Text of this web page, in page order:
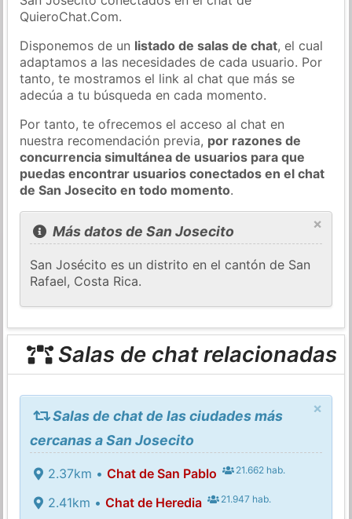
QuieroChat.Com.
Disponemos de un listado de salas de chat, el cual
adaptamos a las necesidades de cada usuario. Por
tanto, te mostramos el link al chat que más se
adecúa a tu búsqueda en cada momento.
Por tanto, te ofrecemos el acceso al chat en
nuestra recomendación previa, por razones de
concurrencia simultánea de usuarios para que
puedas encontrar usuarios conectados en el chat
de San Josecito en todo momento.
×
Más datos de San Josecito
San Josécito es un distrito en el cantón de San
Rafael, Costa Rica.
Salas de chat relacionadas
×
Salas de chat de las ciudades más
cercanas a San Josecito
2.37km • Chat de San Pablo 21.662 hab.
2.41km • Chat de Heredia 21.947 hab.